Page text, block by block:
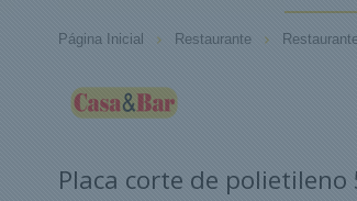
Página Inicial Restaurante
Placa corte de polietileno